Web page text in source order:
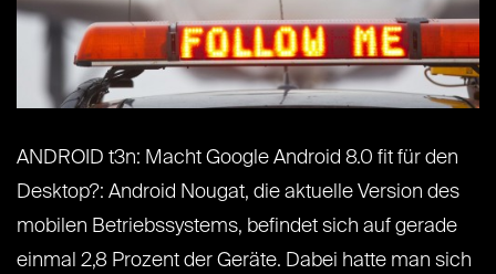
ANDROID t3n: Macht Google Android 8.0 fit für den
Desktop?: Android Nougat, die aktuelle Version des
mobilen Betriebssystems, befindet sich auf gerade
einmal 2,8 Prozent der Geräte. Dabei hatte man sich